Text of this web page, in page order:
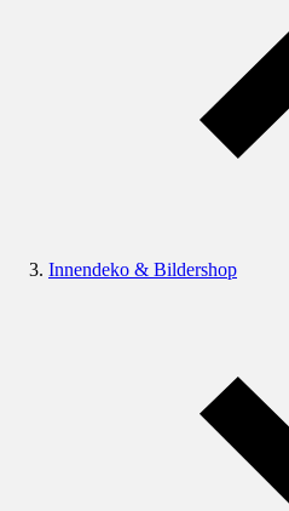
Innendeko & Bildershop